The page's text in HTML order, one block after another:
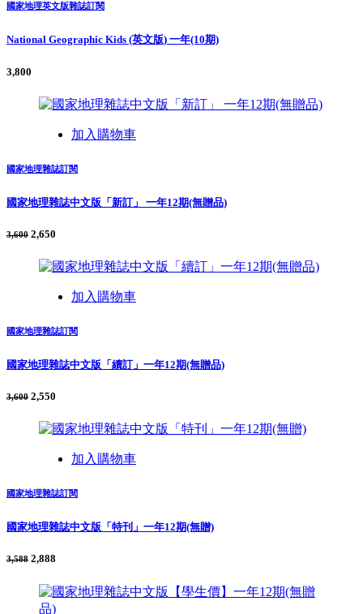
國家地理英文版雜誌訂閱
National Geographic Kids (英文版) 一年(10期)
3,800
加入購物車
國家地理雜誌訂閱
國家地理雜誌中文版「新訂」 一年12期(無贈品)
3,600 2,650
加入購物車
國家地理雜誌訂閱
國家地理雜誌中文版「續訂」一年12期(無贈品)
3,600 2,550
加入購物車
國家地理雜誌訂閱
國家地理雜誌中文版「特刊」一年12期(無贈)
3,588 2,888